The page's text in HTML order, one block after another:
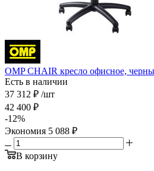
OMP CHAIR кресло офисное,
Есть в наличии
37 312 ₽ /шт
42 400 ₽
-12%
Экономия 5 088 ₽
В корзину